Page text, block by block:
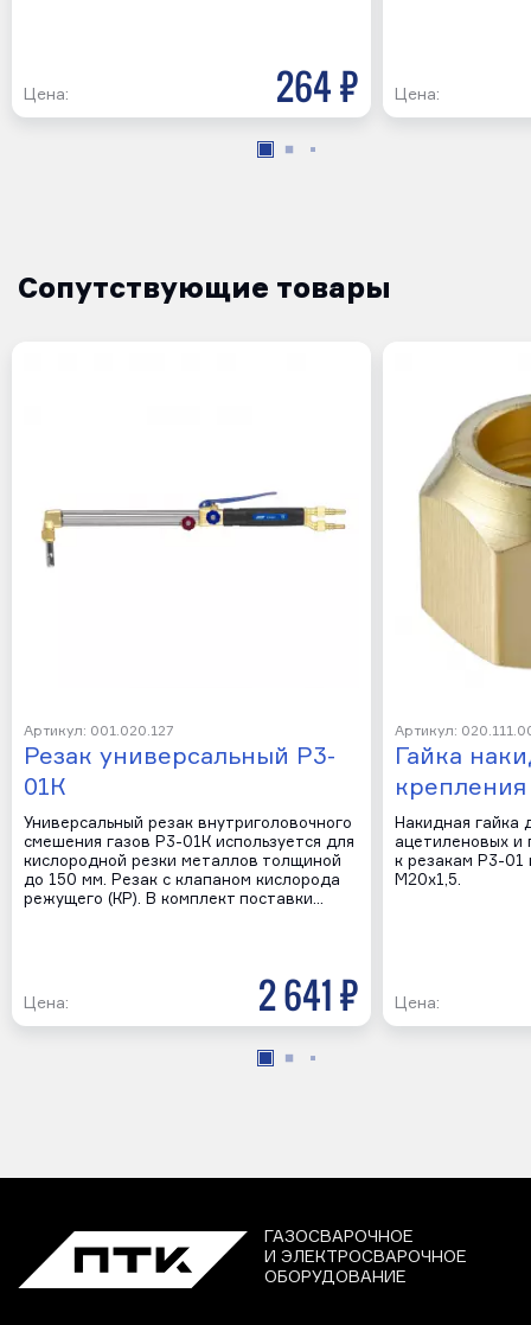
Цена: 264 р Цена:
Сопутствующие товары
Артикул: 001.020.127
Резак универсальный Р3-
01К
Универсальный резак внутриголовочного
смешения газов Р3-01К используется для
кислородной резки металлов толщиной
до 150 мм. Резак с клапаном кислорода
режущего (КР). В комплект поставки…
Цена: 2 641 р
Артикул:
Гайка
Накидная гайка
ацетиленовых и
к резакам Р3-01
М20х1,5.
Цена:
ГАЗОСВАРОЧНОЕ
И ЭЛЕКТРОСВАРОЧНОЕ
ОБОРУДОВАНИЕ